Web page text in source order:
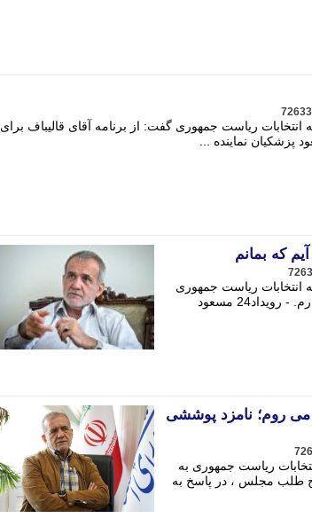
ریاست جمهوری گفت: از برنامه آقای قالیباف برای
پزشکیان نماینده ...
که بمانم
ریاست جمهوری
گفت: از برنامه آقای قالیباف برای ثبت نام در انتخابات خبری ندارم. - رویداد24 مسعود
می روم؛ نامزد پوششی
ریاست جمهوری به
طلب مجلس ، در پاسخ به